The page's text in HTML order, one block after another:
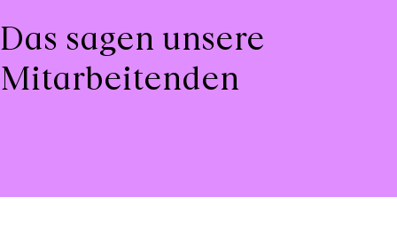
Das sagen unsere
Mitarbeitenden